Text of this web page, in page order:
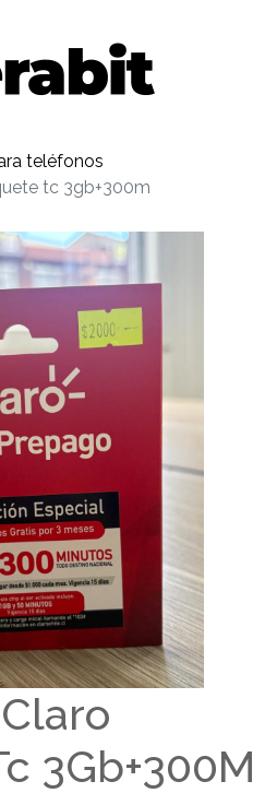
teléfonos
tc 3gb+300m
3Gb+300M